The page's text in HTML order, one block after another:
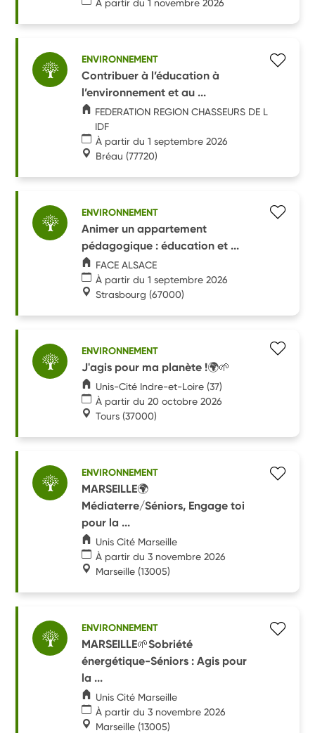
À partir du 1 novembre 2026
ENVIRONNEMENT
Contribuer à l’éducation à
l’environnement et au ...
FEDERATION REGION CHASSEURS DE L
IDF
À partir du 1 septembre 2026
Bréau (77720)
ENVIRONNEMENT
Animer un appartement
pédagogique : éducation et ...
FACE ALSACE
À partir du 1 septembre 2026
Strasbourg (67000)
ENVIRONNEMENT
J'agis pour ma planète !🌍🌱
Unis-Cité Indre-et-Loire (37)
À partir du 20 octobre 2026
Tours (37000)
ENVIRONNEMENT
MARSEILLE🌍
Médiaterre/Séniors, Engage toi
pour la ...
Unis Cité Marseille
À partir du 3 novembre 2026
Marseille (13005)
ENVIRONNEMENT
MARSEILLE🌱Sobriété
énergétique-Séniors : Agis pour
la ...
Unis Cité Marseille
À partir du 3 novembre 2026
Marseille (13005)